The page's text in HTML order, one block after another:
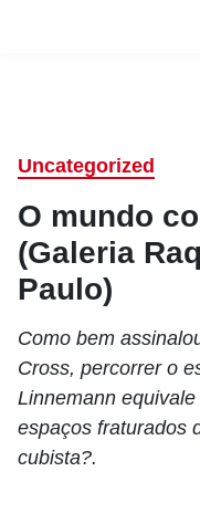
Uncategorized
O mundo
(Galeria
Paulo)
Como bem
Cross, percorrer o
Linnemann
espaços fraturados
cubista?.